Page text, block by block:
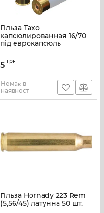
Гільза Тахо
капсюлированная 16/70
під еврокапсюль
5 грн
Немає в
наявності
Гільза Hornady 223 Rem
(5,56/45) латунна 50 шт.